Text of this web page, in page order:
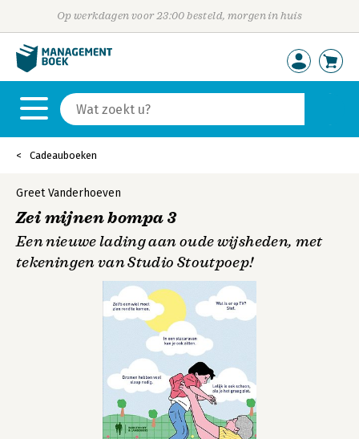
Op werkdagen voor 23:00 besteld, morgen in huis
Cadeauboeken
Greet Vanderhoeven
Zei mijnen bompa 3
Een nieuwe lading aan oude wijsheden, met
tekeningen van Studio Stoutpoep!